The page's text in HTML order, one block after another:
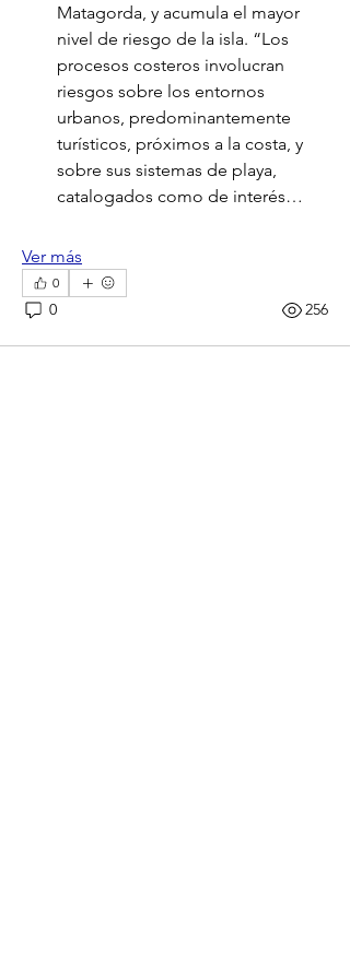
Matagorda, y acumula el mayor
nivel de riesgo de la isla. “Los
procesos costeros involucran
riesgos sobre los entornos
urbanos, predominantemente
turísticos, próximos a la costa, y
sobre sus sistemas de playa,
catalogados como de interés…
Ver más
0
0 256